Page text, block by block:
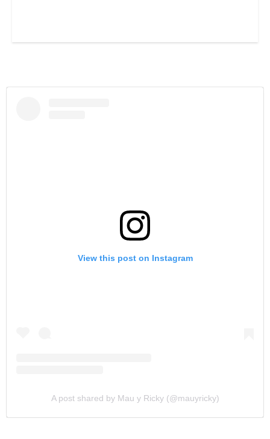
View this post on Instagram
A post shared by Mau y Ricky (@mauyricky)